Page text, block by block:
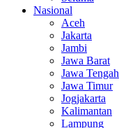
Nasional
Aceh
Jakarta
Jambi
Jawa Barat
Jawa Tengah
Jawa Timur
Jogjakarta
Kalimantan
Lampung